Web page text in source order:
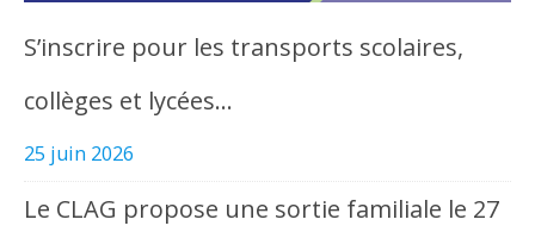
S’inscrire pour les transports scolaires,
collèges et lycées…
25 juin 2026
Le CLAG propose une sortie familiale le 27